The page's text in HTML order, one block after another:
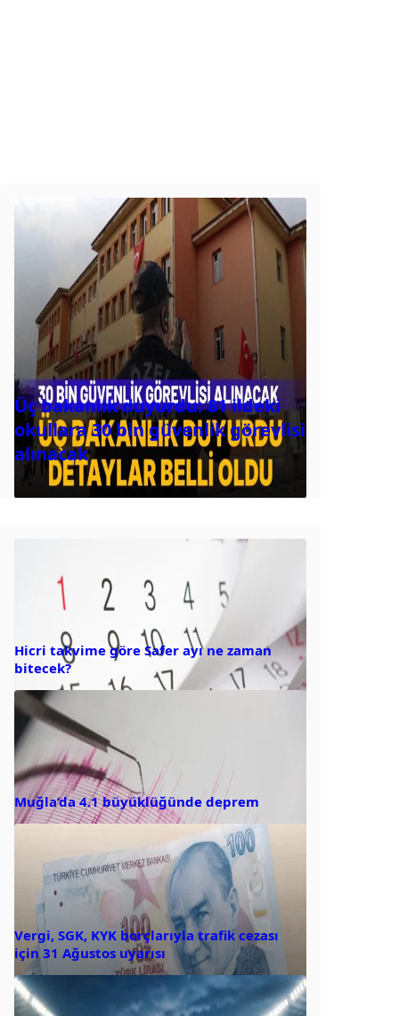
Üç bakanlık duyurdu: 81 ildeki
okullara 30 bin güvenlik görevlisi
alınacak
Hicri takvime göre Safer ayı ne zaman
bitecek?
Muğla’da 4.1 büyüklüğünde deprem
Vergi, SGK, KYK borçlarıyla trafik cezası
için 31 Ağustos uyarısı